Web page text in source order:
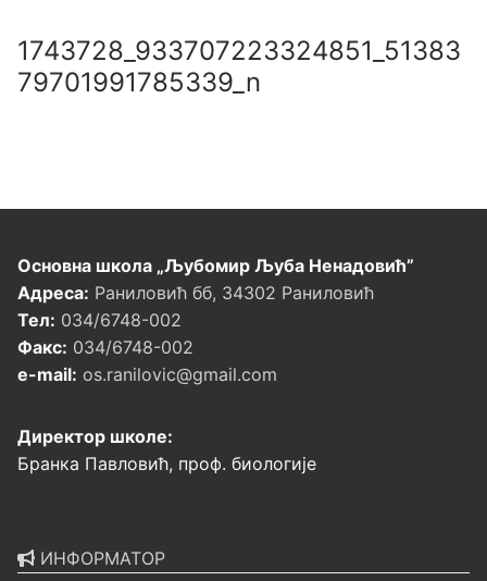
1743728_933707223324851_51383
79701991785339_n
Основна школа „Љубомир Љуба Ненадовић”
Адреса: Раниловић бб, 34302 Раниловић
Тел: 034/6748-002
Факс: 034/6748-002
e-mail: os.ranilovic@gmail.com
Директор школе:
Бранка Павловић, проф. биологије
ИНФОРМАТОР